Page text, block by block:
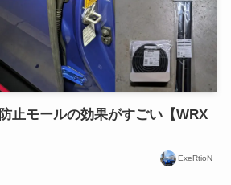
止モールの効果がすごい【WRX
ExeRtioN